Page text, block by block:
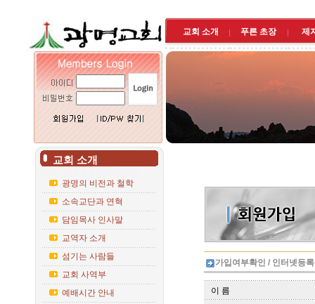
교회 소개 푸른 초장 제
교회 소개
광명의 비전과 철학
소속교단과 연혁
담임목사 인사말
교역자 소개
섬기는 사람들
교회 사역부
예배시간 안내
가입여부확인 / 인터넷등록
이 름